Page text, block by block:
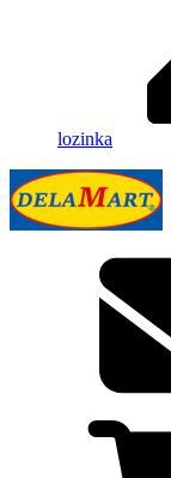
lozinka